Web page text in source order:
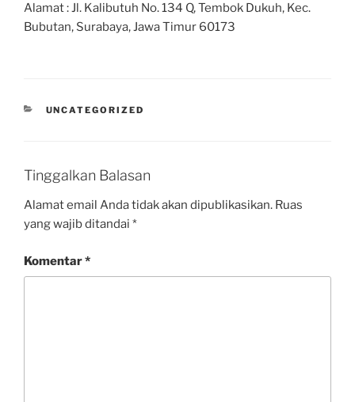
Alamat : Jl. Kalibutuh No. 134 Q, Tembok Dukuh, Kec.
Bubutan, Surabaya, Jawa Timur 60173
UNCATEGORIZED
Tinggalkan Balasan
Alamat email Anda tidak akan dipublikasikan. Ruas
yang wajib ditandai *
Komentar*